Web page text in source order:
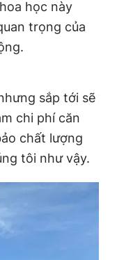
học này
trọng của
sắp tới sẽ
chi phí căn
chất lượng
tôi như vậy.